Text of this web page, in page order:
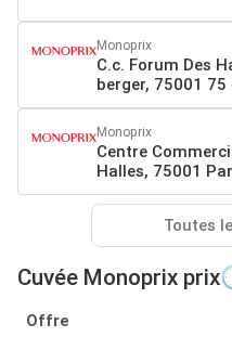
Monoprix
C.c. Forum Des
berger, 75001
Monoprix
Centre
Halles, 75001
Toutes
Cuvée Monoprix
Offre